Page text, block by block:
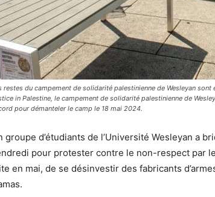
restes du campement de solidarité palestinienne de Wesleyan
in Palestine, le campement de solidarité palestinienne de
pour démanteler le camp le 18 mai 2024.
groupe d’étudiants de l’Université Wesleyan a
pour protester contre le non-respect par
en mai, de se désinvestir des fabricants